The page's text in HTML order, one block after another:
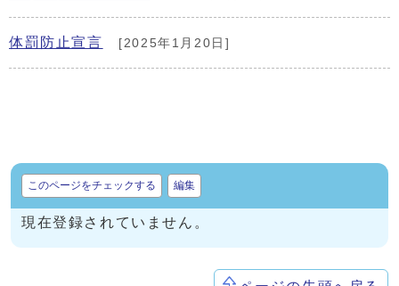
体罰防止宣言 [2025年1月20日]
このページをチェックする 編集
現在登録されていません。